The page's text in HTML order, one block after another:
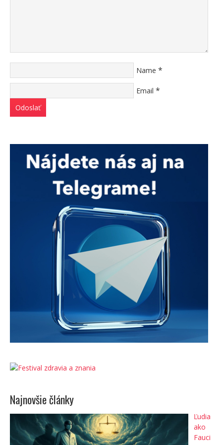
Name *
Email *
Najnovšie články
Ľudia
ako
Fauci